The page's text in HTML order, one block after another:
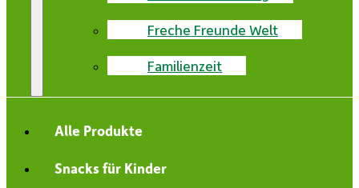
Freche Freunde Welt
Familienzeit
Alle Produkte
Snacks für Kinder